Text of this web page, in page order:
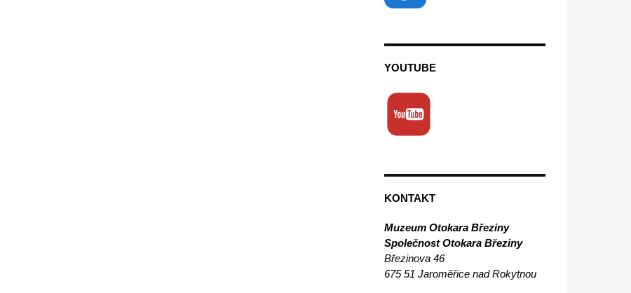
YOUTUBE
KONTAKT
Muzeum Otokara Březiny
Společnost Otokara Březiny
Březinova 46
675 51 Jaroměřice nad Rokytnou